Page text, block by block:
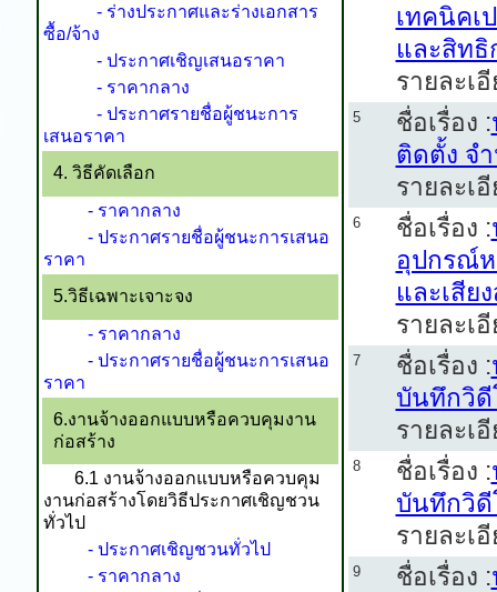
- ร่างประกาศและร่างเอกสาร
ซื้อ/จ้าง
- ประกาศเชิญเสนอราคา
- ราคากลาง
- ประกาศรายชื่อผู้ชนะการ
เสนอราคา
4. วิธีคัดเลือก
- ราคากลาง
- ประกาศรายชื่อผู้ชนะการเสนอ
ราคา
5.วิธีเฉพาะเจาะจง
- ราคากลาง
- ประกาศรายชื่อผู้ชนะการเสนอ
ราคา
6.งานจ้างออกแบบหรือควบคุมงาน
ก่อสร้าง
6.1 งานจ้างออกแบบหรือควบคุม
งานก่อสร้างโดยวิธีประกาศเชิญชวน
ทั่วไป
- ประกาศเชิญชวนทั่วไป
- ราคากลาง
เทคนิคเ
และสิทธิ
รายละเ
5 ชื่อเรื่อง :
ติดตั้ง จ
รายละเ
6 ชื่อเรื่อง :
อุปกรณ์
และเสีย
รายละเ
7 ชื่อเรื่อง :
บันทึกวิดี
รายละเ
8 ชื่อเรื่อง :
บันทึกวิดี
รายละเ
9 ชื่อเรื่อง :